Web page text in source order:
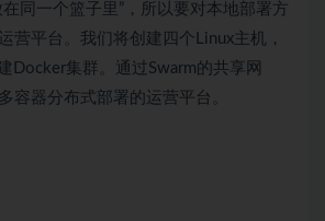
同一个篮子里”，所以要对本地部署方
营平台。我们将创建四个Linux主机，
Docker集群。通过Swarm的共享网
容器分布式部署的运营平台。